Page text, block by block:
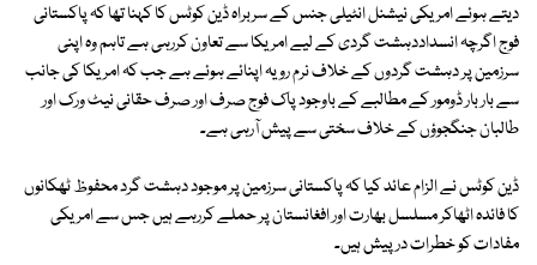
دیتے ہوئے امریکی نیشنل انٹیلی جنس کے سربراہ ڈین کوٹس کا کہنا تھا کہ پاکستانی
فوج اگرچہ انسداددہشت گردی کے لیے امریکا سے تعاون کررہی ہے تاہم وہ اپنی
سرزمین پر دہشت گردوں کے خلاف نرم رویہ اپنائے ہوئے ہے جب کہ امریکا کی جانب
سے بار بار ڈومور کے مطالبے کے باوجود پاک فوج صرف اور صرف حقانی نیٹ ورک اور
طالبان جنگجوؤں کے خلاف سختی سے پیش آرہی ہے۔
ڈین کوٹس نے الزام عائد کیا کہ پاکستانی سرزمین پر موجود دہشت گرد محفوظ ٹھکانوں
کا فائدہ اٹھاکر مسلسل بھارت اور افغانستان پر حملے کررہے ہیں جس سے امریکی
مفادات کو خطرات درپیش ہیں۔